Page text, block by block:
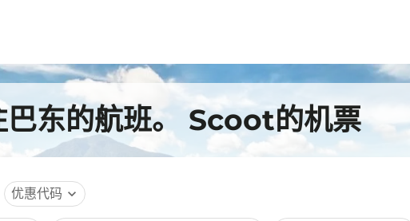
巴东的航班。 Scoot的机票
优惠代码 expand_more